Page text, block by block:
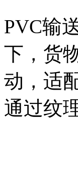
PVC输
下，货
动，适
通过纹